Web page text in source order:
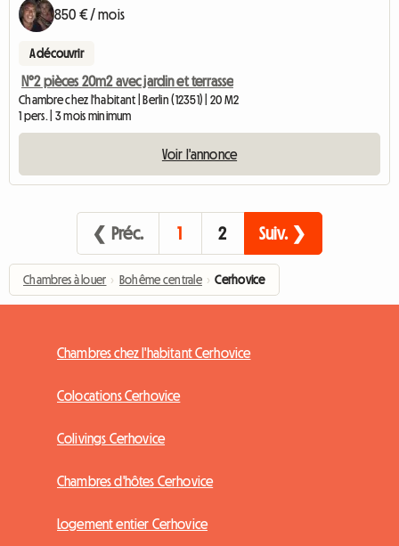
850 € / mois
A découvrir
N°2 pièces 20m2 avec jardin et terrasse
Chambre chez l'habitant | Berlin (12351) | 20 M2
1 pers. | 3 mois minimum
Voir l'annonce
❮ Préc. 1 2 Suiv. ❯
Chambres à louer › Bohême centrale › Cerhovice
Chambres chez l'habitant Cerhovice
Colocations Cerhovice
Colivings Cerhovice
Chambres d'hôtes Cerhovice
Logement entier Cerhovice